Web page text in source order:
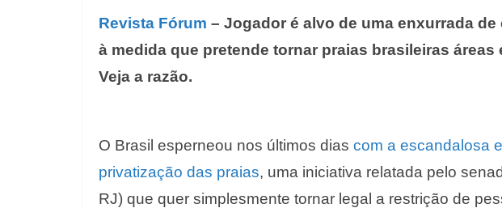
Revista Fórum – Jogador é alvo de uma enxurrada
à medida que pretende tornar praias brasileiras
Veja a razão.
O Brasil esperneou nos últimos dias com a escandalosa
privatização das praias, uma iniciativa relatada pelo
RJ) que quer simplesmente tornar legal a restrição de